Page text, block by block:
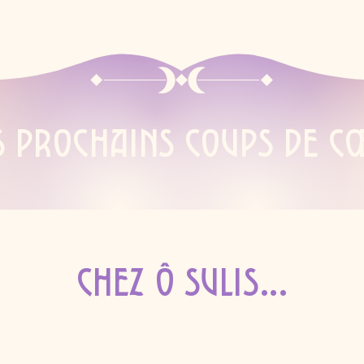
prochains coups de
Chez Ô Sulis...